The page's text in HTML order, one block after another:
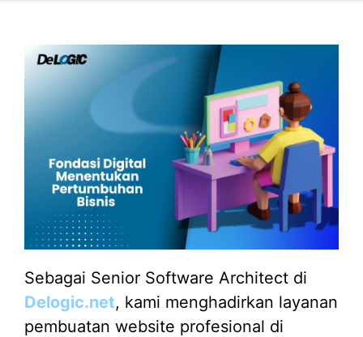
Sebagai Senior Software Architect di
Delogic.net, kami menghadirkan layanan
pembuatan website profesional di